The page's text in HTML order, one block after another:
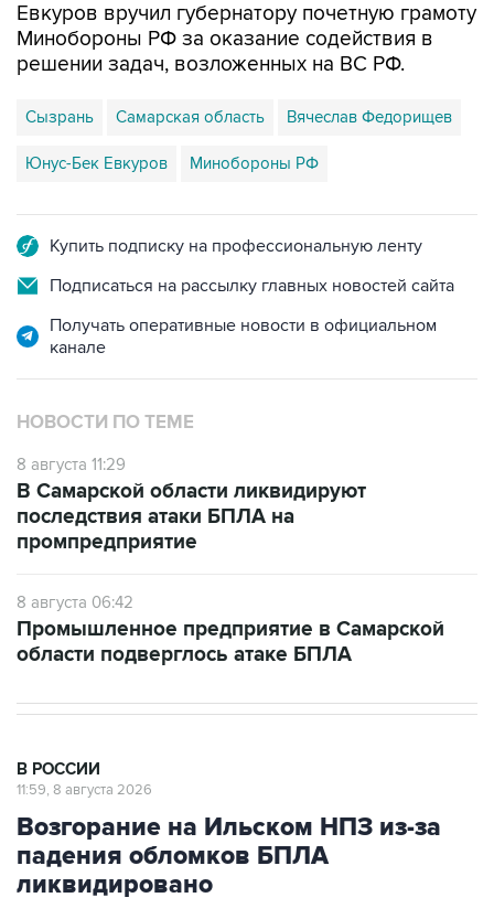
Евкуров вручил губернатору почетную грамоту
Минобороны РФ за оказание содействия в
решении задач, возложенных на ВС РФ.
Сызрань Самарская область Вячеслав Федорищев
Юнус-Бек Евкуров Минобороны РФ
Купить подписку на профессиональную ленту
Подписаться на рассылку главных новостей сайта
Получать оперативные новости в официальном
канале
НОВОСТИ ПО ТЕМЕ
8 августа 11:29
В Самарской области ликвидируют
последствия атаки БПЛА на
промпредприятие
8 августа 06:42
Промышленное предприятие в Самарской
области подверглось атаке БПЛА
В РОССИИ
11:59, 8 августа 2026
Возгорание на Ильском НПЗ из-за
падения обломков БПЛА
ликвидировано